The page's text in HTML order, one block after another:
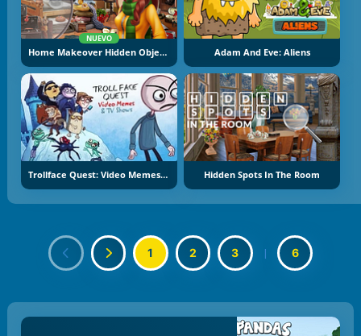
NUEVO
Home Makeover Hidden Object 2 Adam And Eve: Aliens
Trollface Quest: Video Memes And TV Shows Hidden Spots In The Room
1 2 3 | 6